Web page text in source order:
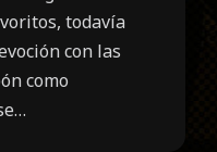
todavía
con las
como